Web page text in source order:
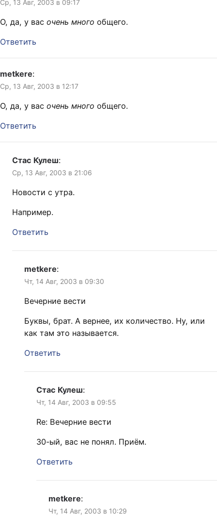
Ср, 13 Авг, 2003 в 09:17
О, да, у вас очень много общего.
Ответить
metkere:
Ср, 13 Авг, 2003 в 12:17
О, да, у вас очень много общего.
Ответить
Стас Кулеш:
Ср, 13 Авг, 2003 в 21:06
Новости с утра.
Например.
Ответить
metkere:
Чт, 14 Авг, 2003 в 09:30
Вечерние вести
Буквы, брат. А вернее, их количество. Ну, или
как там это называется.
Ответить
Стас Кулеш:
Чт, 14 Авг, 2003 в 09:55
Re: Вечерние вести
30-ый, вас не понял. Приём.
Ответить
metkere:
Чт, 14 Авг, 2003 в 10:29